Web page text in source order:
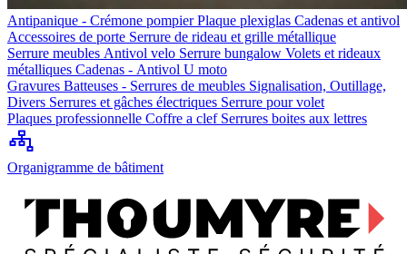
Antipanique - Crémone pompierPlaque plexiglas Cadenas et antivol
Accessoires de porte Serrure de rideau et grille métallique
Serrure meubles Antivol velo Serrure bungalow Volets et rideaux
métalliques Cadenas - Antivol U moto
Gravures Batteuses - Serrures de meubles Signalisation, Outillage,
Divers Serrures et gâches électriques Serrure pour volet
Plaques professionnelle Coffre a clef Serrures boites aux lettres
Organigramme de bâtiment